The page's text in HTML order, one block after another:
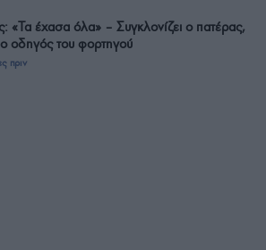
«Τα έχασα όλα» – Συγκλονίζει ο πατέρας,
ο οδηγός του φορτηγού
πριν